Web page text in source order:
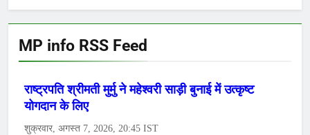
MP info RSS Feed